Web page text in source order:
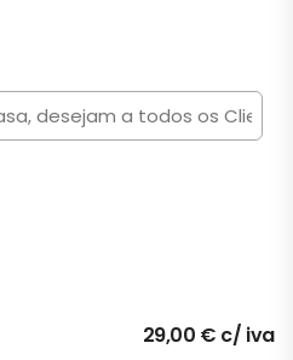
29,00 € c/ iva